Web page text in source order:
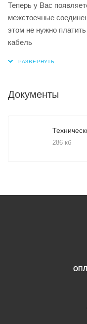
Теперь у Вас
межстоечные
этом не нужно
кабель
Документы
286 кб